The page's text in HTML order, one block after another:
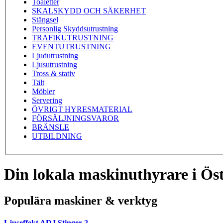
SKALSKYDD OCH SÄKERHET
Stängsel
Personlig Skyddsutrustning
TRAFIKUTRUSTNING
EVENTUTRUSTNING
Ljudutrustning
Ljusutrustning
Tross & stativ
Tält
Möbler
Servering
ÖVRIGT HYRESMATERIAL
FÖRSÄLJNINGSVAROR
BRÄNSLE
UTBILDNING
Din lokala maskinuthyrare i
Populära maskiner & verktyg